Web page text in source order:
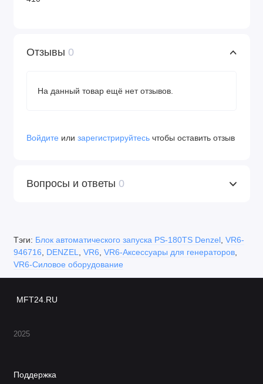
Отзывы 0
На данный товар ещё нет отзывов.
Войдите или зарегистрируйтесь чтобы оставить отзыв
Вопросы и ответы 0
Тэги: Блок автоматического запуска PS-180TS Denzel, VR6-
946716, DENZEL, VR6, VR6-Аксессуары для генераторов,
VR6-Силовое оборудование
MFT24.RU
2025
Поддержка